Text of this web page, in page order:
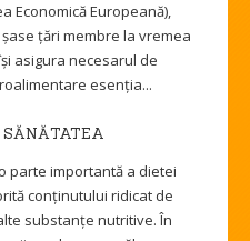
Economică Europeană),
țări membre la vremea
asigura necesarul de
esenția...
parte importantă a dietei
conținutului ridicat de
substanțe nutritive. În